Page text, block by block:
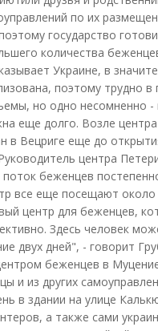
по их
государство
количества
Украине, в
поэтому трудно
но одно несомненно
еще долго. Возле
в Вецриге еще до
центра
поток беженцев
все еще посещают около
центр для беженцев,
Здесь человек
двух дней", - говорит
беженцев в
и из других
в здании на улице
а также сами